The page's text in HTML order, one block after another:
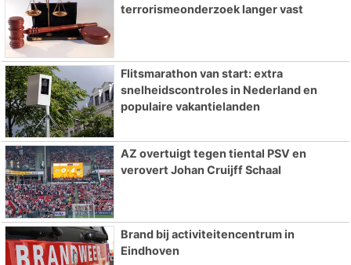
terrorismeonderzoek langer vast
Flitsmarathon van start: extra
snelheidscontroles in Nederland en
populaire vakantielanden
AZ overtuigt tegen tiental PSV en
verovert Johan Cruijff Schaal
Brand bij activiteitencentrum in
Eindhoven